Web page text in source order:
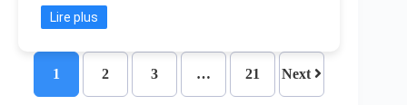
Lire plus
1 2 3 … 21 Next